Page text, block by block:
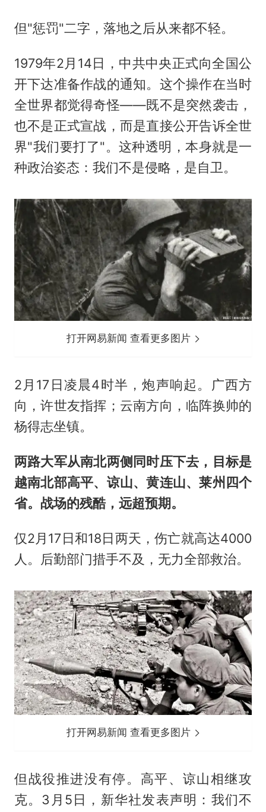
但"惩罚"二字，落地之后从来都不轻。
1979年2月14日，中共中央正式向全国公
开下达准备作战的通知。这个操作在当时
全世界都觉得奇怪——既不是突然袭击，
也不是正式宣战，而是直接公开告诉全世
界"我们要打了"。这种透明，本身就是一
种政治姿态：我们不是侵略，是自卫。
打开网易新闻 查看更多图片
2月17日凌晨4时半，炮声响起。广西方
向，许世友指挥；云南方向，临阵换帅的
杨得志坐镇。
两路大军从南北两侧同时压下去，目标是
越南北部高平、谅山、黄连山、莱州四个
省。战场的残酷，远超预期。
仅2月17日和18日两天，伤亡就高达4000
人。后勤部门措手不及，无力全部救治。
打开网易新闻 查看更多图片
但战役推进没有停。高平、谅山相继攻
克。3月5日，新华社发表声明：我们不